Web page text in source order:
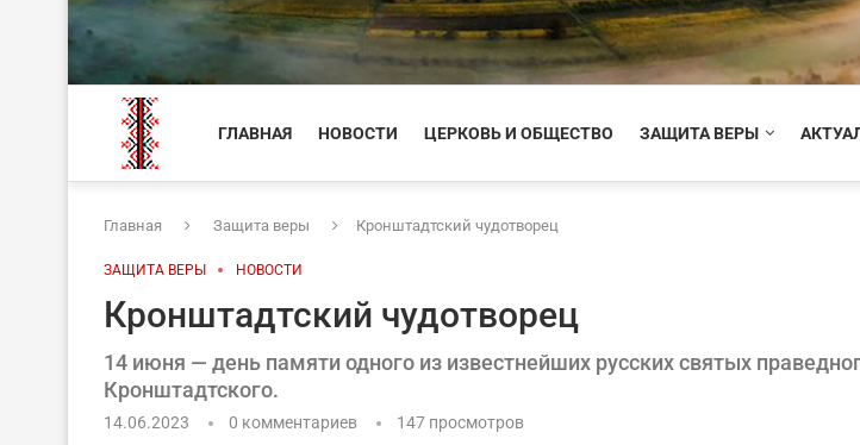
ГЛАВНАЯ НОВОСТИ ЦЕРКОВЬ И ОБЩЕСТВО ЗАЩИТА ВЕРЫ
Главная Защита веры Кронштадтский чудотворец
ЗАЩИТА ВЕРЫ НОВОСТИ
Кронштадтский чудотворец
14 июня — день памяти одного из известнейших русских святых
Кронштадтского.
14.06.2023 0 комментариев 147 просмотров